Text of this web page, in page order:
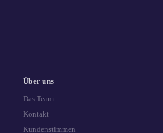
Über uns
Das Team
Kontakt
Kundenstimmen